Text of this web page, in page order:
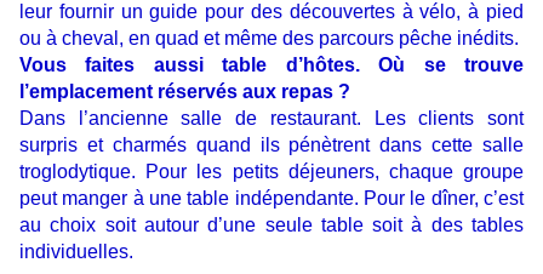
leur fournir un guide pour des découvertes à vélo, à pied
ou à cheval, en quad et même des parcours pêche inédits.
Vous faites aussi table d’hôtes. Où se trouve
l’emplacement réservés aux repas ?
Dans l’ancienne salle de restaurant. Les clients sont
surpris et charmés quand ils pénètrent dans cette salle
troglodytique. Pour les petits déjeuners, chaque groupe
peut manger à une table indépendante. Pour le dîner, c’est
au choix soit autour d’une seule table soit à des tables
individuelles.